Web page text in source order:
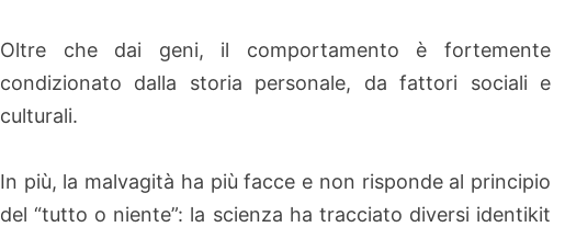
Oltre che dai geni, il comportamento è fortemente
condizionato dalla storia personale, da fattori sociali e
culturali.
In più, la malvagità ha più facce e non risponde al principio
del “tutto o niente”: la scienza ha tracciato diversi identikit